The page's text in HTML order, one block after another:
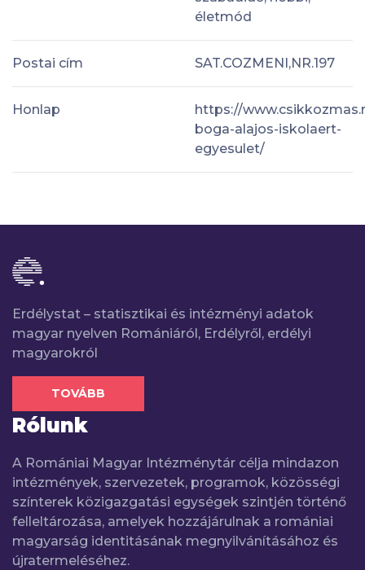
életmód
Postai cím SAT.COZMENI,NR.197
Honlap
https://
boga-alajos-iskolaert-
egyesulet/
Erdélystat – statisztikai és intézményi adatok
magyar nyelven Romániáról, Erdélyről, erdélyi
magyarokról
TOVÁBB
Rólunk
A Romániai Magyar Intézménytár célja mindazon
intézmények, szervezetek, programok, közösségi
színterek közigazgatási egységek szintjén történő
felleltározása, amelyek hozzájárulnak a romániai
magyarság identitásának megnyilvánításához és
újratermeléséhez.